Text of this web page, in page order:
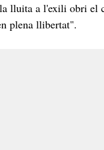
lluita a l'exili obri el
plena llibertat".